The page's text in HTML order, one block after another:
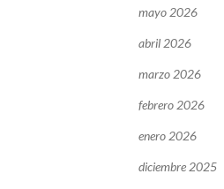
mayo 2026
abril 2026
marzo 2026
febrero 2026
enero 2026
diciembre 2025